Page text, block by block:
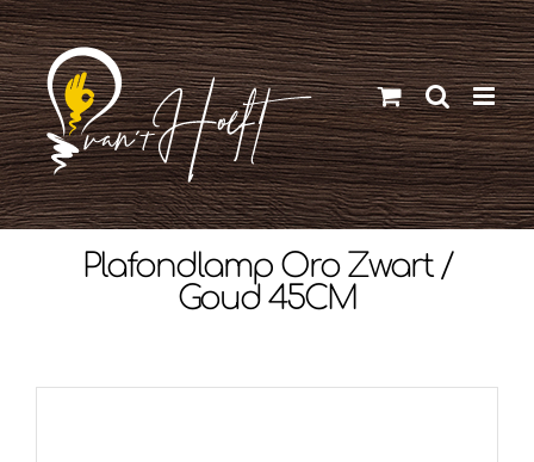
Ga
naar
inhoud
Plafondlamp Oro Zwart /
Goud 45CM